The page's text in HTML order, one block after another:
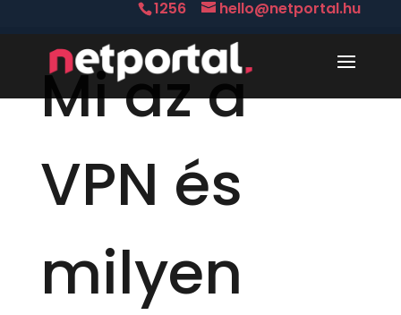
1256 hello@netportal.hu
Mi az a
VPN és
milyen